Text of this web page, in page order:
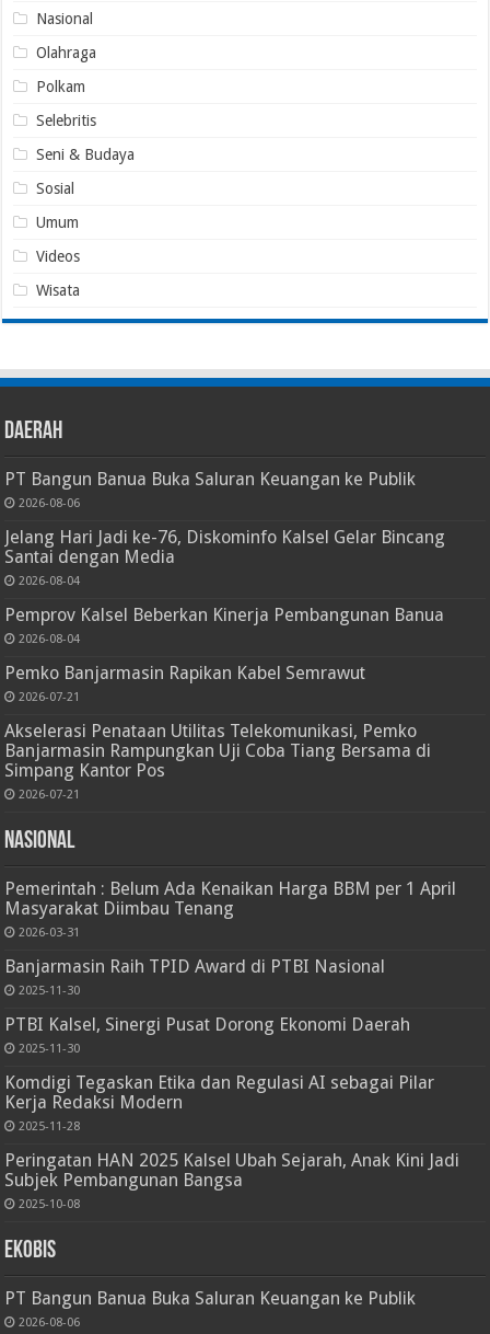
Nasional
Olahraga
Polkam
Selebritis
Seni & Budaya
Sosial
Umum
Videos
Wisata
Daerah
PT Bangun Banua Buka Saluran Keuangan ke Publik
2026-08-06
Jelang Hari Jadi ke-76, Diskominfo Kalsel Gelar Bincang
Santai dengan Media
2026-08-04
Pemprov Kalsel Beberkan Kinerja Pembangunan Banua
2026-08-04
Pemko Banjarmasin Rapikan Kabel Semrawut
2026-07-21
Akselerasi Penataan Utilitas Telekomunikasi, Pemko
Banjarmasin Rampungkan Uji Coba Tiang Bersama di
Simpang Kantor Pos
2026-07-21
Nasional
Pemerintah : Belum Ada Kenaikan Harga BBM per 1 April
Masyarakat Diimbau Tenang
2026-03-31
Banjarmasin Raih TPID Award di PTBI Nasional
2025-11-30
PTBI Kalsel, Sinergi Pusat Dorong Ekonomi Daerah
2025-11-30
Komdigi Tegaskan Etika dan Regulasi AI sebagai Pilar
Kerja Redaksi Modern
2025-11-28
Peringatan HAN 2025 Kalsel Ubah Sejarah, Anak Kini Jadi
Subjek Pembangunan Bangsa
2025-10-08
Ekobis
PT Bangun Banua Buka Saluran Keuangan ke Publik
2026-08-06